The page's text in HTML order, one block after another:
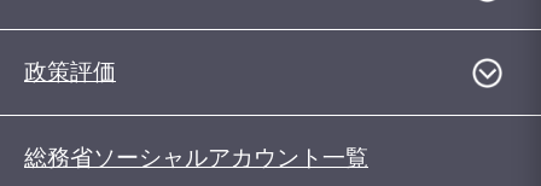
政策評価
総務省ソーシャルアカウント一覧